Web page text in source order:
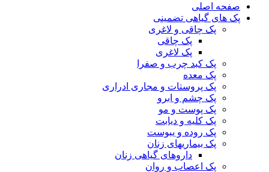
صفحه اصلی
پک های گیاهی تضمینی
پک چاقی و لاغری
پک چاقی
پک لاغری
پک کبد چرب و صفرا
پک معده
پک پروستات و مجاری ادراری
پک چشم و ابرو
پک پوست و مو
پک کلیه و دیابت
پک روده و یبوست
پک بیماریهای زنان
داروهای گیاهی زنان
پک اعصاب و روان